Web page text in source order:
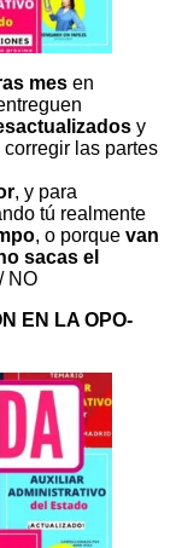
mes en
y
las partes
, y para
tú realmente
, o porque van
sacas el
/ NO
EN LA OPO-